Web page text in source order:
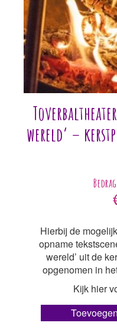
wereld’ –
Hierbij de
opname
wereld’ uit de
opgenomen in
Kijk hier